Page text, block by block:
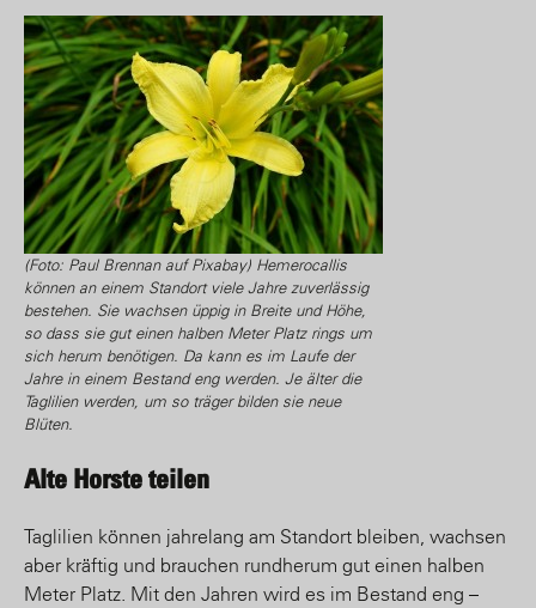
(Foto: Paul Brennan auf Pixabay) Hemerocallis
können an einem Standort viele Jahre zuverlässig
bestehen. Sie wachsen üppig in Breite und Höhe,
so dass sie gut einen halben Meter Platz rings um
sich herum benötigen. Da kann es im Laufe der
Jahre in einem Bestand eng werden. Je älter die
Taglilien werden, um so träger bilden sie neue
Blüten.
Alte Horste teilen
Taglilien können jahrelang am Standort bleiben, wachsen
aber kräftig und brauchen rundherum gut einen halben
Meter Platz. Mit den Jahren wird es im Bestand eng –